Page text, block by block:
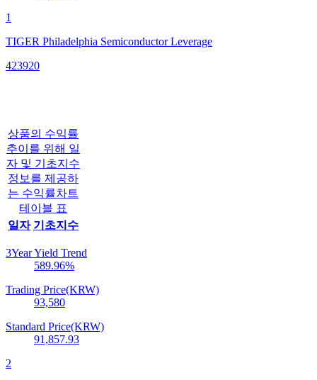
1
TIGER Philadelphia Semiconductor Leverage
423920
상품의 수익률
추이를 위해 일
자 및 기초지수
정보를 제공하
는 수익률차트
테이블 표
일자 기초지수
3Year Yield Trend
589.96%
Trading Price(KRW)
93,580
Standard Price(KRW)
91,857.93
2